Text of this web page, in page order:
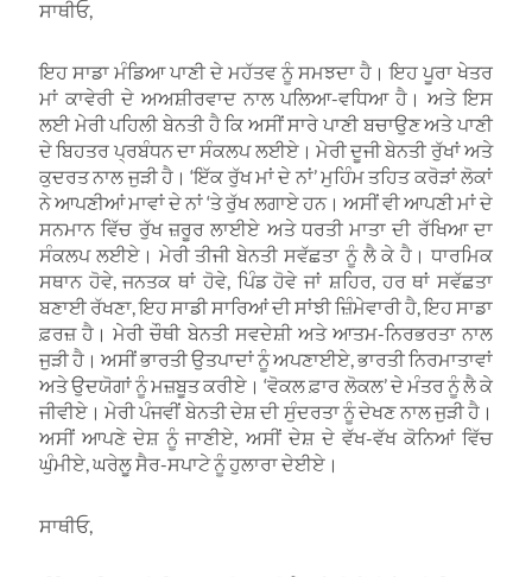
ਸਾਥੀਓ,
ਇਹ ਸਾਡਾ ਮੰਡਿਆ ਪਾਣੀ ਦੇ ਮਹੱਤਵ ਨੂੰ ਸਮਝਦਾ ਹੈ। ਇਹ ਪੂਰਾ ਖੇਤਰ
ਮਾਂ ਕਾਵੇਰੀ ਦੇ ਅਅਸ਼ੀਰਵਾਦ ਨਾਲ ਪਲਿਆ-ਵਧਿਆ ਹੈ। ਅਤੇ ਇਸ
ਲਈ ਮੇਰੀ ਪਹਿਲੀ ਬੇਨਤੀ ਹੈ ਕਿ ਅਸੀਂ ਸਾਰੇ ਪਾਣੀ ਬਚਾਉਣ ਅਤੇ ਪਾਣੀ
ਦੇ ਬਿਹਤਰ ਪ੍ਰਬੰਧਨ ਦਾ ਸੰਕਲਪ ਲਈਏ। ਮੇਰੀ ਦੂਜੀ ਬੇਨਤੀ ਰੁੱਖਾਂ ਅਤੇ
ਕੁਦਰਤ ਨਾਲ ਜੁੜੀ ਹੈ। ‘ਇੱਕ ਰੁੱਖ ਮਾਂ ਦੇ ਨਾਂ’ ਮੁਹਿੰਮ ਤਹਿਤ ਕਰੋੜਾਂ ਲੋਕਾਂ
ਨੇ ਆਪਣੀਆਂ ਮਾਵਾਂ ਦੇ ਨਾਂ ‘ਤੇ ਰੁੱਖ ਲਗਾਏ ਹਨ। ਅਸੀਂ ਵੀ ਆਪਣੀ ਮਾਂ ਦੇ
ਸਨਮਾਨ ਵਿੱਚ ਰੁੱਖ ਜ਼ਰੂਰ ਲਾਈਏ ਅਤੇ ਧਰਤੀ ਮਾਤਾ ਦੀ ਰੱਖਿਆ ਦਾ
ਸੰਕਲਪ ਲਈਏ। ਮੇਰੀ ਤੀਜੀ ਬੇਨਤੀ ਸਵੱਛਤਾ ਨੂੰ ਲੈ ਕੇ ਹੈ। ਧਾਰਮਿਕ
ਸਥਾਨ ਹੋਵੇ, ਜਨਤਕ ਥਾਂ ਹੋਵੇ, ਪਿੰਡ ਹੋਵੇ ਜਾਂ ਸ਼ਹਿਰ, ਹਰ ਥਾਂ ਸਵੱਛਤਾ
ਬਣਾਈ ਰੱਖਣਾ, ਇਹ ਸਾਡੀ ਸਾਰਿਆਂ ਦੀ ਸਾਂਝੀ ਜ਼ਿੰਮੇਵਾਰੀ ਹੈ, ਇਹ ਸਾਡਾ
ਫ਼ਰਜ਼ ਹੈ। ਮੇਰੀ ਚੌਥੀ ਬੇਨਤੀ ਸਵਦੇਸ਼ੀ ਅਤੇ ਆਤਮ-ਨਿਰਭਰਤਾ ਨਾਲ
ਜੁੜੀ ਹੈ। ਅਸੀਂ ਭਾਰਤੀ ਉਤਪਾਦਾਂ ਨੂੰ ਅਪਣਾਈਏ, ਭਾਰਤੀ ਨਿਰਮਾਤਾਵਾਂ
ਅਤੇ ਉਦਯੋਗਾਂ ਨੂੰ ਮਜ਼ਬੂਤ ਕਰੀਏ। ‘ਵੋਕਲ ਫ਼ਾਰ ਲੋਕਲ’ ਦੇ ਮੰਤਰ ਨੂੰ ਲੈ ਕੇ
ਜੀਵੀਏ। ਮੇਰੀ ਪੰਜਵੀਂ ਬੇਨਤੀ ਦੇਸ਼ ਦੀ ਸੁੰਦਰਤਾ ਨੂੰ ਦੇਖਣ ਨਾਲ ਜੁੜੀ ਹੈ।
ਅਸੀਂ ਆਪਣੇ ਦੇਸ਼ ਨੂੰ ਜਾਣੀਏ, ਅਸੀਂ ਦੇਸ਼ ਦੇ ਵੱਖ-ਵੱਖ ਕੋਨਿਆਂ ਵਿੱਚ
ਘੁੰਮੀਏ, ਘਰੇਲੂ ਸੈਰ-ਸਪਾਟੇ ਨੂੰ ਹੁਲਾਰਾ ਦੇਈਏ।
ਸਾਥੀਓ,